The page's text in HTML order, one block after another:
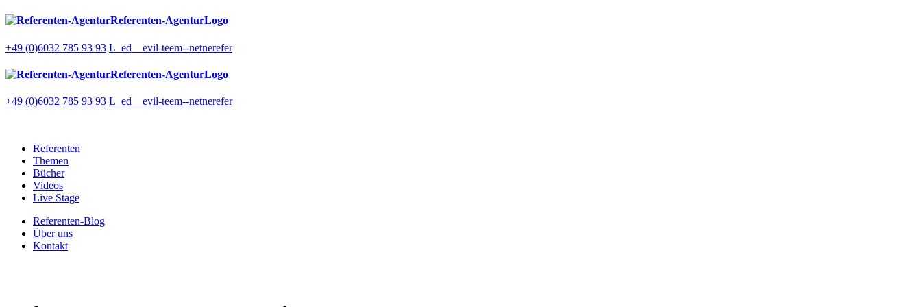
Referenten-AgenturLogo
+49 (0)6032 785 93 93 L_ed__evil-teem--netnerefer
Referenten-AgenturLogo
+49 (0)6032 785 93 93 L_ed__evil-teem--netnerefer
Referenten
Themen
Bücher
Videos
Live Stage
Referenten-Blog
Über uns
Kontakt